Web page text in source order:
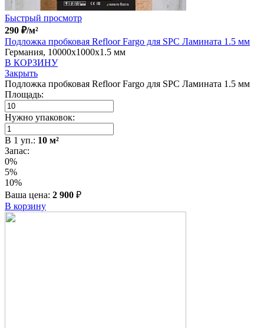
Быстрый просмотр
290 ₽/м²
Подложка пробковая Refloor Fargo для SPC Ламината 1.5 мм
Германия, 10000x1000x1.5 мм
В КОРЗИНУ
Закрыть
Подложка пробковая Refloor Fargo для SPC Ламината 1.5 мм
Площадь:
Нужно упаковок:
В 1 уп.: 10 м²
Запас:
0%
5%
10%
Ваша цена: 2 900 ₽
В корзину